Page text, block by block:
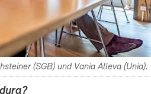
(SGB) und Vania Alleva (Unia).